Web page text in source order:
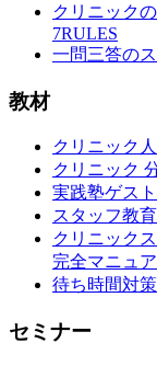
クリニック
7RULES
一問三答の
教材
クリニック
クリニック
実践塾ゲス
スタッフ教
クリニック
完全マニュ
待ち時間対
セミナー